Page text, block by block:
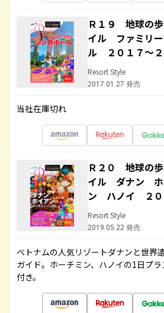
Ｒ１９ 地球の
イル ファミリー
ル ２０１７～２
Resort Style
2017.01.27 発売
当社在庫切れ
Ｒ２０ 地球の
イル ダナン ホ
ン ハノイ ２０
Resort Style
2019.05.22 発売
ベトナムの人気リゾートダナンと世界
ガイド。ホーチミン、ハノイの1日プ
付き。